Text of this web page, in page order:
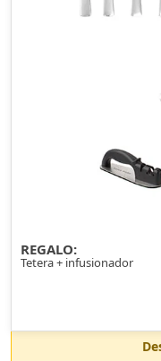
REGALO:
Tetera + infusionador